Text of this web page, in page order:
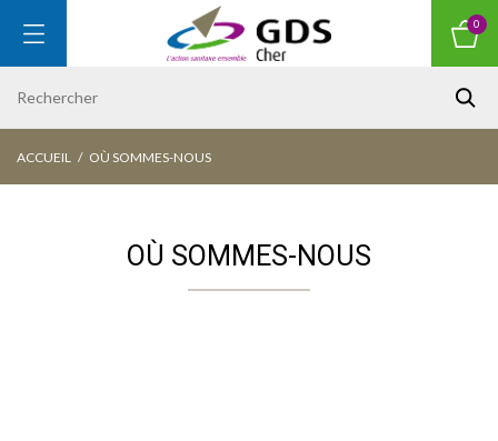
0
ACCUEIL OÙ SOMMES-NOUS
OÙ SOMMES-NOUS